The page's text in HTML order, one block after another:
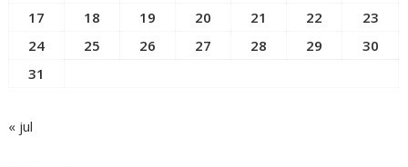
17
18 19 20 21 22
23
24
25 26 27 28 29
30
31
« jul